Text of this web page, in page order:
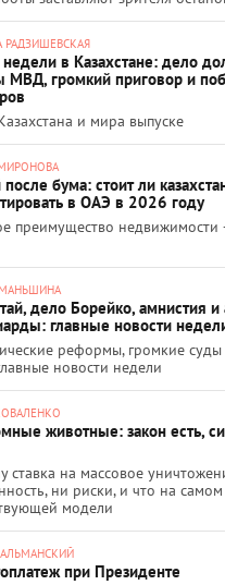
РАДЗИШЕВСКАЯ
недели в Казахстане: дело
МВД, громкий приговор и
и мира выпуске
бума: стоит ли
в ОАЭ в 2026 году
преимущество недвижимости
дело Борейко, амнистия
главные новости
реформы, громкие
новости недели
животные: закон есть,
ставка на массовое
ни риски, и что на
модели
при Президенте